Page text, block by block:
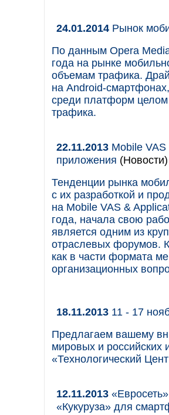
24.01.2014 Рынок
По данным Opera
года на рынке
объемам трафика.
на Android-
среди платформ
трафика.
22.11.2013 Mobile
приложения (Новости)
Тенденции рынка
с их разработкой и
на Mobile VAS &
года, начала свою
является одним из
отраслевых форумов.
как в части формата
организационных
18.11.2013 11 - 17
Предлагаем вашему
мировых и российских
«Технологический
12.11.2013
«Кукуруза» для